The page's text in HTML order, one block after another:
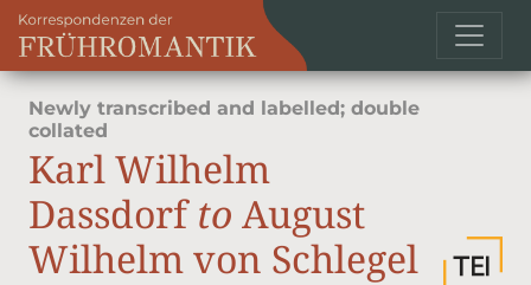
Newly transcribed and labelled; double
collated
Karl Wilhelm
Dassdorfto August
Wilhelm von Schlegel